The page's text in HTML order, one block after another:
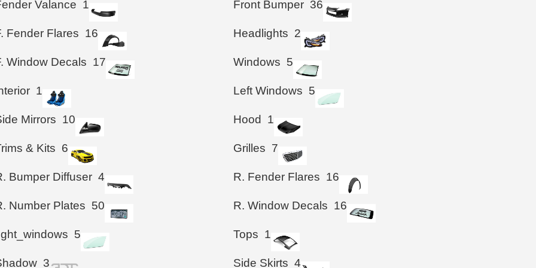
Valance 1 Front Bumper 36
Fender Flares 16 Headlights 2
Window Decals 17 Windows 5
1 Left Windows 5
Mirrors 10 Hood 1
& Kits 6 Grilles 7
Bumper Diffuser 4 R. Fender Flares 16
Number Plates 50 R. Window Decals 16
5 Tops 1
3 Side Skirts 4